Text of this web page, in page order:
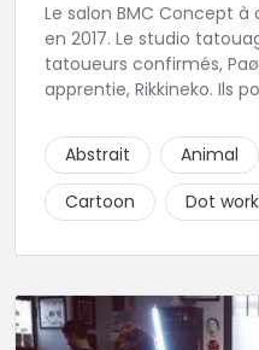
Le salon BMC Concept
en 2017. Le studio
tatoueurs confirmés,
apprentie, Rikkineko. Ils
souhaitant se faire
projet entièrement personnalisé. Une
présente en Guest
salon.
Abstrait Animal
Cartoon
Dot work